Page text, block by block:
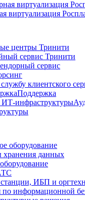
виртуализация
центры Тринити
сервис Тринити
сервис
клиентского
Поддержка
оборудование
хранения данных
ИБП и
информационной